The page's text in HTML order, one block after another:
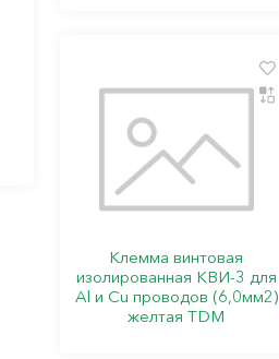
Клемма винтовая
изолированная КВИ-3 для
Al и Cu проводов (6,0мм2)
желтая TDM